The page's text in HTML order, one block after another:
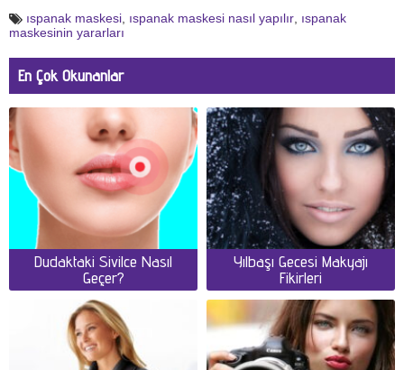
ıspanak maskesi, ıspanak maskesi nasıl yapılır, ıspanak
maskesinin yararları
En Çok Okunanlar
Dudaktaki Sivilce Nasıl
Geçer?
Yılbaşı Gecesi Makyajı
Fikirleri